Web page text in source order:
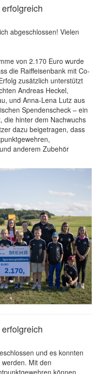
abgeschlossen! Vielen
von 2.170 Euro wurde
die Raiffeisenbank mit Co-
zusätzlich unterstützt
Andreas Heckel,
und Anna-Lena Lutz aus
Spendenscheck – ein
die hinter dem Nachwuchs
dazu beigetragen, dass
anderem Zubehör
und es konnten
Mit den
können